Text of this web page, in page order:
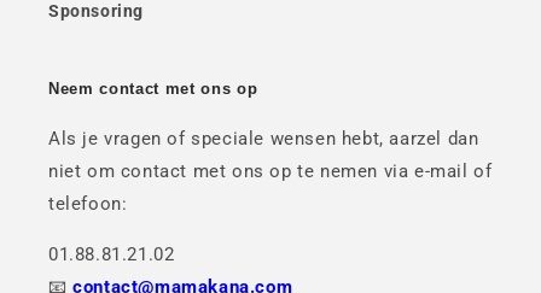
Sponsoring
Neem contact met ons op
Als je vragen of speciale wensen hebt, aarzel dan
niet om contact met ons op te nemen via e-mail of
telefoon:
01.88.81.21.02
📧contact@mamakana.com